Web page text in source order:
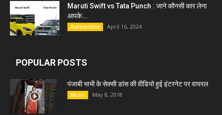
Maruti Swift vs Tata Punch : जाने कौनसी कार लेना
आपके...
Automobile April 16, 2024
POPULAR POSTS
पंजाबी भाभी के सेक्सी डांस की वीडियो हुई इंटरनेट पर वायरल
Music May 8, 2018